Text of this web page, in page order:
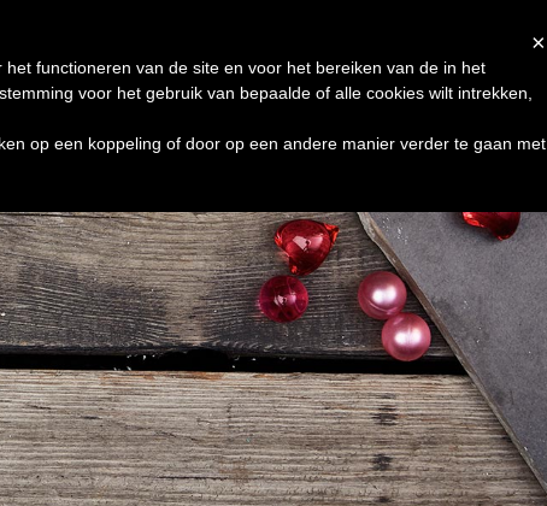
×
functioneren van de site en voor het bereiken van de in het
voor het gebruik van bepaalde of alle cookies wilt intrekken,
op een koppeling of door op een andere manier verder te gaan met